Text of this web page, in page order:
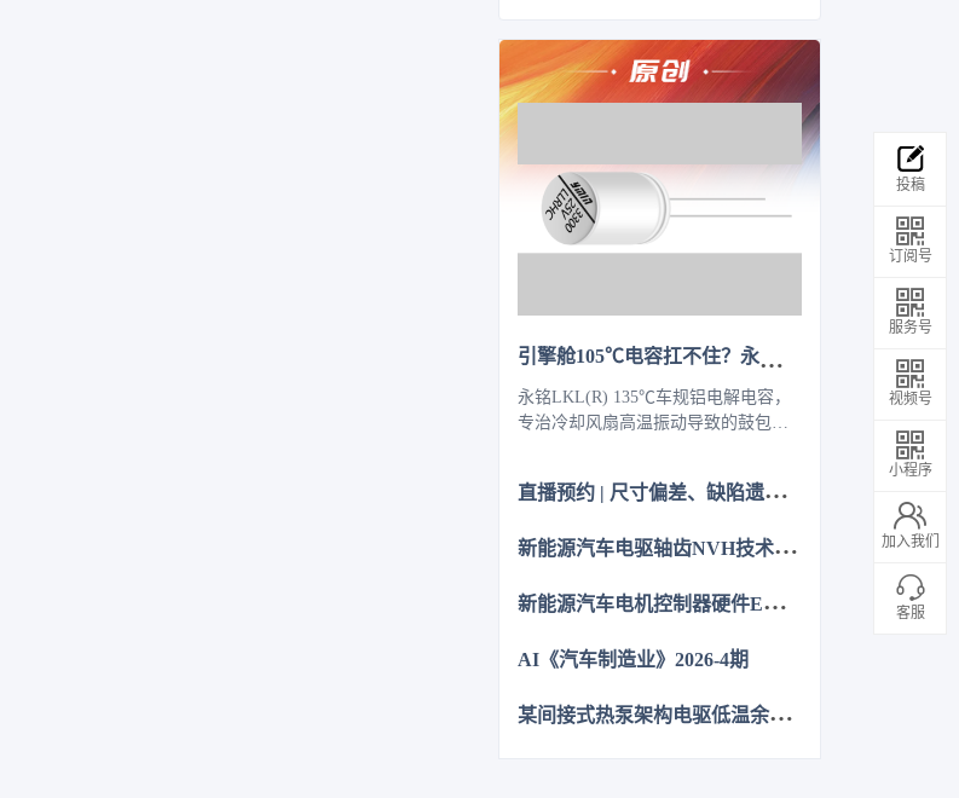
引擎舱105℃电容扛不住？永铭LKL(R) 135℃车规铝电解电容，破解冷却风扇高温振动失效难题
永铭LKL(R) 135℃车规铝电解电容，
专治冷却风扇高温振动导致的鼓包漏
≤10PPM（传统方案300PPM）。可PIN
板。100万颗用量售后赔付从45万降至
力国产化替代。
直
播预约 | 尺寸偏差、缺陷遗漏、反复整改？从试制到量产，如何从容应对车身质量挑战
新
能源汽车电驱轴齿NVH技术图谱研究
新
能源汽车电机控制器硬件EMC源头抑制技术
AI《汽车制造业》2026-4期
某
间接式热泵架构电驱低温余热利用控制方法的仿真优化研究
投稿
订阅号
服务号
视频号
小程序
加入我们
客服